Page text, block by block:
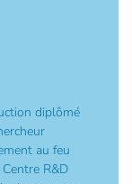
diplômé
au feu
R&D